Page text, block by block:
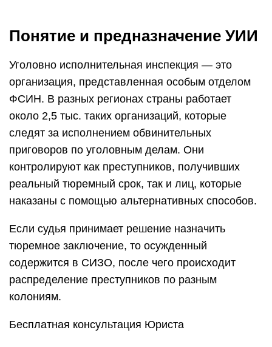
Понятие и предназначение УИИ
Уголовно исполнительная инспекция — это
организация, представленная особым отделом
ФСИН. В разных регионах страны работает
около 2,5 тыс. таких организаций, которые
следят за исполнением обвинительных
приговоров по уголовным делам. Они
контролируют как преступников, получивших
реальный тюремный срок, так и лиц, которые
наказаны с помощью альтернативных способов.
Если судья принимает решение назначить
тюремное заключение, то осужденный
содержится в СИЗО, после чего происходит
распределение преступников по разным
колониям.
Бесплатная консультация Юриста